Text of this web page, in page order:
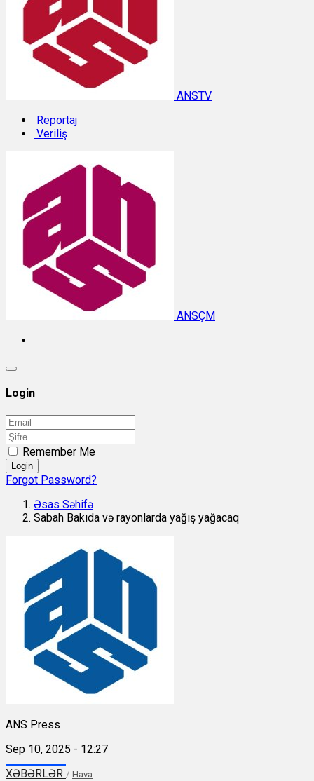
ANSTV
Reportaj
Veriliş
ANSÇM
Login
Remember Me
Login
Forgot Password?
Əsas Səhifə
Sabah Bakıda və rayonlarda yağış yağacaq
ANS Press
Sep 10, 2025 - 12:27
XƏBƏRLƏR / Hava